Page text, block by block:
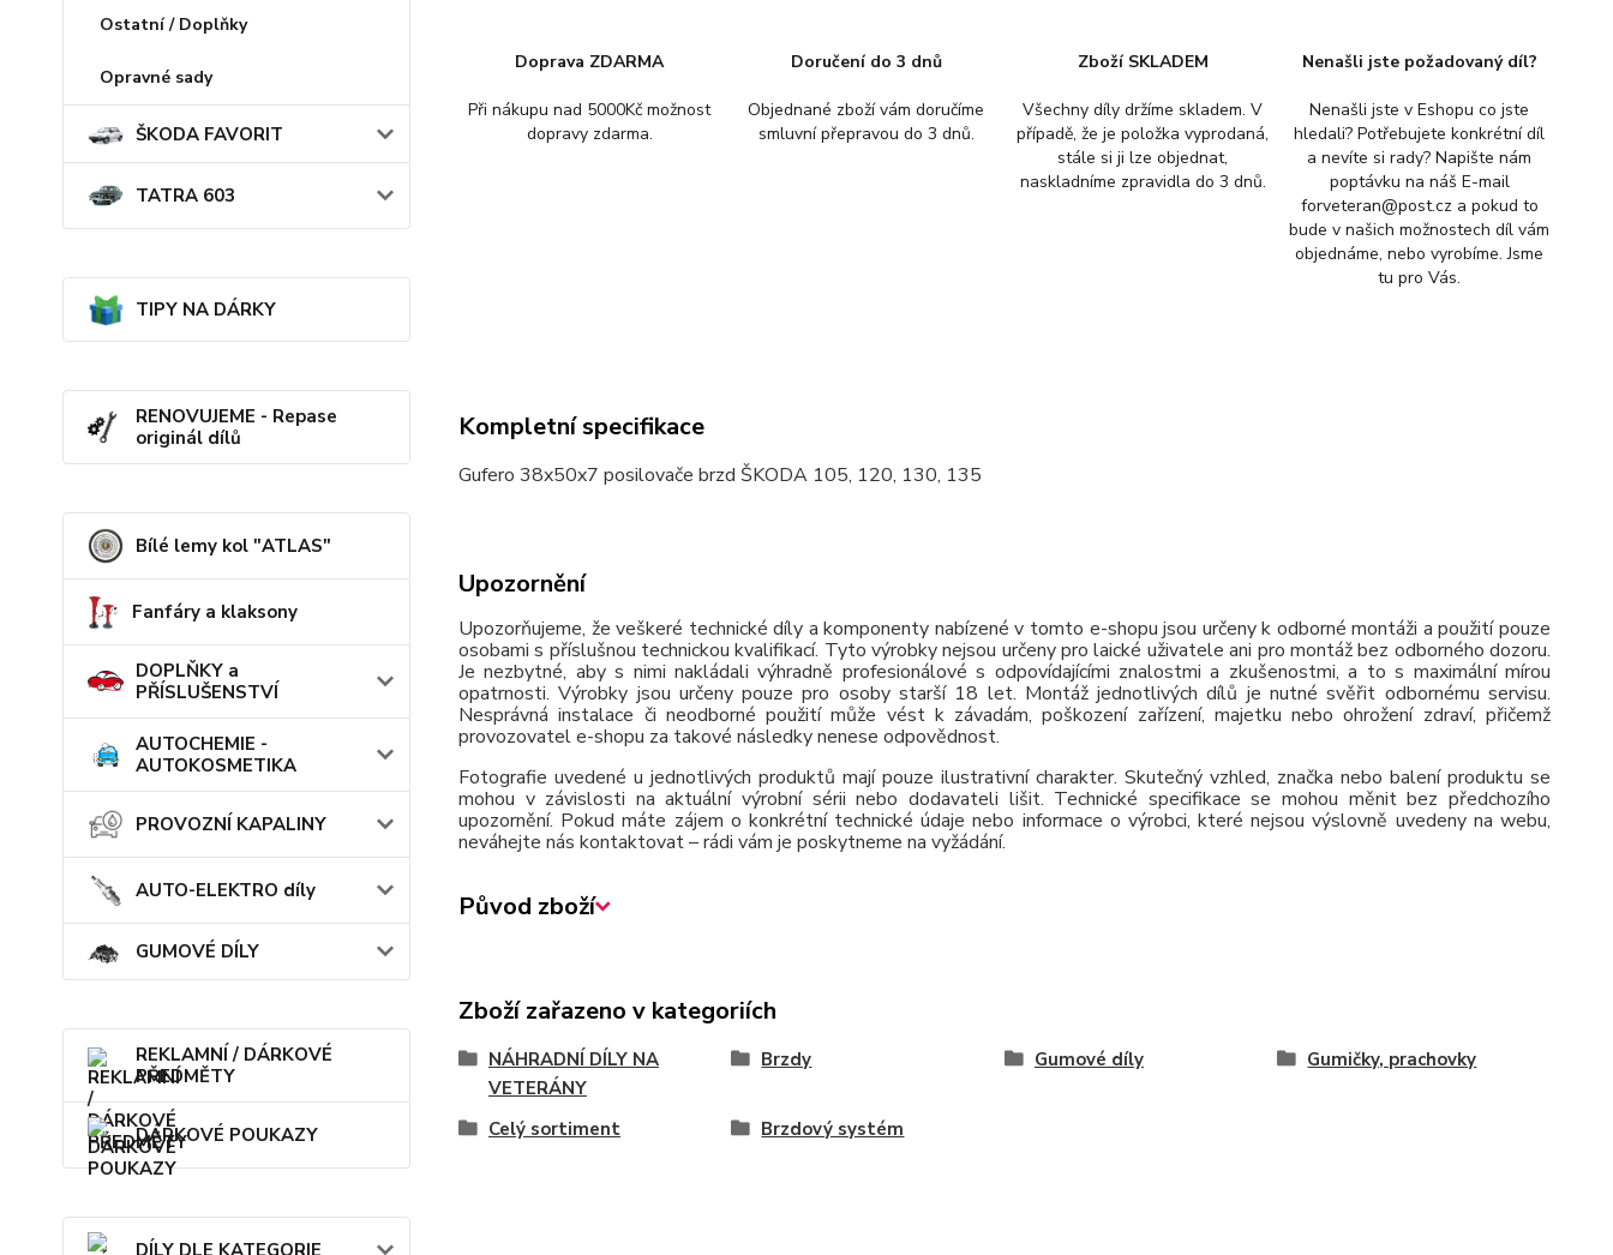
Ostatní / Doplňky
Opravné sady
ŠKODA FAVORIT
TATRA 603
TIPY NA DÁRKY
RENOVUJEME - Repase
originál dílů
Bílé lemy kol "ATLAS"
Fanfáry a klaksony
DOPLŇKY a
PŘÍSLUŠENSTVÍ
AUTOCHEMIE -
AUTOKOSMETIKA
PROVOZNÍ KAPALINY
AUTO-ELEKTRO díly
GUMOVÉ DÍLY
REKLAMNÍ / DÁRKOVÉ
PŘEDMĚTY
DÁRKOVÉ POUKAZY
Doprava ZDARMA
Při nákupu nad 5000Kč možnost
dopravy zdarma.
Doručení do 3 dnů
Objednané zboží vám doručíme
smluvní přepravou do 3 dnů.
Zboží SKLADEM
Všechny díly držíme skladem. V
případě, že je položka vyprodaná,
stále si ji lze objednat,
naskladníme zpravidla do 3 dnů.
Nenašli jste požadovaný díl?
Nenašli jste v Eshopu co jste
hledali? Potřebujete konkrétní díl
a nevíte si rady? Napište nám
poptávku na náš E-mail
forveteran@post.cz a pokud to
bude v našich možnostech díl vám
objednáme, nebo vyrobíme. Jsme
tu pro Vás.
Kompletní specifikace
Gufero 38x50x7 posilovače brzd ŠKODA 105, 120, 130, 135
Upozornění
Upozorňujeme, že veškeré technické díly a komponenty nabízené v tomto e-shopu jsou určeny k odborné montáži a použití pouze
osobami s příslušnou technickou kvalifikací. Tyto výrobky nejsou určeny pro laické uživatele ani pro montáž bez odborného dozoru.
Je nezbytné, aby s nimi nakládali výhradně profesionálové s odpovídajícími znalostmi a zkušenostmi, a to s maximální mírou
opatrnosti. Výrobky jsou určeny pouze pro osoby starší 18 let. Montáž jednotlivých dílů je nutné svěřit odbornému servisu.
Nesprávná instalace či neodborné použití může vést k závadám, poškození zařízení, majetku nebo ohrožení zdraví, přičemž
provozovatel e-shopu za takové následky nenese odpovědnost.
Fotografie uvedené u jednotlivých produktů mají pouze ilustrativní charakter. Skutečný vzhled, značka nebo balení produktu se
mohou v závislosti na aktuální výrobní sérii nebo dodavateli lišit. Technické specifikace se mohou měnit bez předchozího
upozornění. Pokud máte zájem o konkrétní technické údaje nebo informace o výrobci, které nejsou výslovně uvedeny na webu,
neváhejte nás kontaktovat – rádi vám je poskytneme na vyžádání.
Původ zboží
Zboží zařazeno v kategoriích
NÁHRADNÍ DÍLY NA
VETERÁNY
Brzdy Gumové díly Gumičky, prachovky
Celý sortiment Brzdový systém